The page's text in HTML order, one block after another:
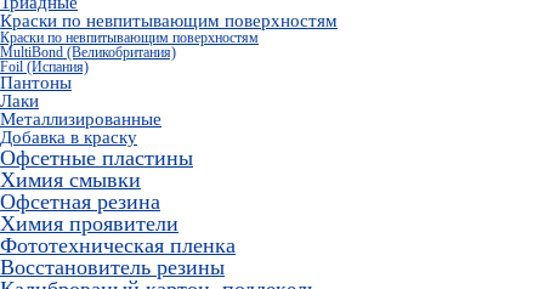
Краски по невпитывающим поверхностям
Краски по невпитывающим поверхностям
MultiBond (Великобритания)
Foil (Испания)
Пантоны
Лаки
Металлизированные
Добавка в краску
Офсетные пластины
Химия смывки
Офсетная резина
Химия проявители
Фототехническая пленка
Восстановитель резины